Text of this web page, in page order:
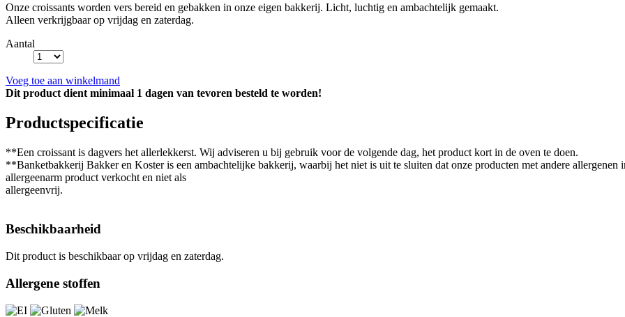
Onze croissants worden vers bereid en gebakken in onze eigen bakkerij. Licht, luchtig en ambachtelijk gemaakt.
Alleen verkrijgbaar op vrijdag en zaterdag.
Aantal
Voeg toe aan winkelmand
Dit product dient minimaal 1 dagen van tevoren besteld te worden!
Productspecificatie
**Een croissant is dagvers het allerlekkerst. Wij adviseren u bij gebruik voor de volgende dag, het product kort in de oven te doen.
**Banketbakkerij Bakker en Koster is een ambachtelijke bakkerij, waarbij het niet is uit te sluiten dat onze producten met andere
allergeenarm product verkocht en niet als
allergeenvrij.
Beschikbaarheid
Dit product is beschikbaar op vrijdag en zaterdag.
Allergene stoffen